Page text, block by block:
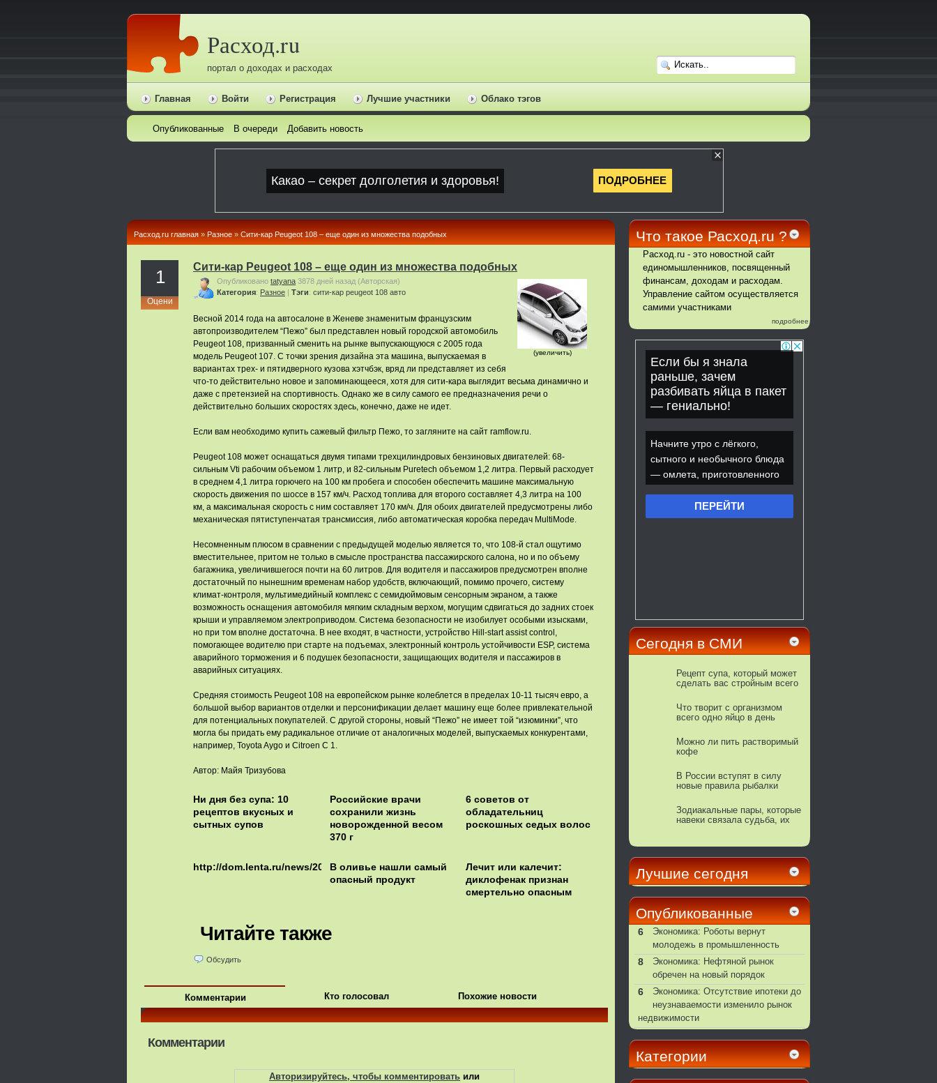
Расход.ru
портал о доходах и расходах
Главная Войти Регистрация Лучшие участники Облако тэгов
Опубликованные В очереди Добавить новость
Расход.ru главная » Pазное » Сити-кар Peugeot 108 – еще один из множества подобных
1
Оцени
Сити-кар Peugeot 108 – еще один из множества подобных
(увеличить)
Опубликовано tatyana 3878 дней назад (Авторская)
Категория: Pазное | Тэги: сити-кар peugeot 108 авто
Весной 2014 года на автосалоне в Женеве знаменитым французским
автопроизводителем “Пежо” был представлен новый городской автомобиль
Peugeot 108, призванный сменить на рынке выпускающуюся с 2005 года
модель Peugeot 107. С точки зрения дизайна эта машина, выпускаемая в
вариантах трех- и пятидверного кузова хэтчбэк, вряд ли представляет из себя
что-то действительно новое и запоминающееся, хотя для сити-кара выглядит весьма динамично и
даже с претензией на спортивность. Однако же в силу самого ее предназначения речи о
действительно больших скоростях здесь, конечно, даже не идет.
Если вам необходимо купить cажевый фильтр Пежо, то загляните на сайт ramflow.ru.
Peugeot 108 может оснащаться двумя типами трехцилиндровых бензиновых двигателей: 68-
сильным Vti рабочим объемом 1 литр, и 82-сильным Puretech объемом 1,2 литра. Первый расходует
в среднем 4,1 литра горючего на 100 км пробега и способен обеспечить машине максимальную
скорость движения по шоссе в 157 км/ч. Расход топлива для второго составляет 4,3 литра на 100
км, а максимальная скорость с ним составляет 170 км/ч. Для обоих двигателей предусмотрены либо
механическая пятиступенчатая трансмиссия, либо автоматическая коробка передач MultiMode.
Несомненным плюсом в сравнении с предыдущей моделью является то, что 108-й стал ощутимо
вместительнее, притом не только в смысле пространства пассажирского салона, но и по объему
багажника, увеличившегося почти на 60 литров. Для водителя и пассажиров предусмотрен вполне
достаточный по нынешним временам набор удобств, включающий, помимо прочего, систему
климат-контроля, мультимедийный комплекс с семидюймовым сенсорным экраном, а также
возможность оснащения автомобиля мягким складным верхом, могущим сдвигаться до задних стоек
крыши и управляемом электроприводом. Система безопасности не изобилует особыми изысками,
но при том вполне достаточна. В нее входят, в частности, устройство Hill-start assist control,
помогающее водителю при старте на подъемах, электронный контроль устойчивости ESP, система
аварийного торможения и 6 подушек безопасности, защищающих водителя и пассажиров в
аварийных ситуациях.
Средняя стоимость Peugeot 108 на европейском рынке колеблется в пределах 10-11 тысяч евро, а
большой выбор вариантов отделки и персонификации делает машину еще более привлекательной
для потенциальных покупателей. С другой стороны, новый “Пежо” не имеет той “изюминки”, что
могла бы придать ему радикальное отличие от аналогичных моделей, выпускаемых конкурентами,
например, Toyota Aygo и Citroen C 1.
Автор: Майя Тризубова
Ни дня без супа: 10
рецептов вкусных и
сытных супов
Российские врачи
сохранили жизнь
новорожденной весом
370 г
6 советов от
обладательниц
роскошных седых волос
http://dom.lenta.ru/news/2018/02/26/mortgagestats/
В оливье нашли самый
опасный продукт
Лечит или калечит:
диклофенак признан
смертельно опасным
Читайте также
Обсудить
Комментарии Кто голосовал Похожие новости
Комментарии
Авторизируйтесь, чтобы комментировать или
Что такое Расход.ru ?
Расход.ru - это новостной сайт
единомышленников, посвященный
финансам, доходам и расходам.
Управление сайтом осуществляется
самими участниками
подробнее
Сегодня в СМИ
Рецепт супа, который может
сделать вас стройным всего
Что творит с организмом
всего одно яйцо в день
Можно ли пить растворимый
кофе
В России вступят в силу
новые правила рыбалки
Зодиакальные пары, которые
навеки связала судьба, их
Лучшие сегодня
Опубликованные
6
Экономика: Роботы вернут
молодежь в промышленность
8
Экономика: Нефтяной рынок
обречен на новый порядок
6
Экономика: Отсутствие ипотеки до
неузнаваемости изменило рынок
недвижимости
Категории